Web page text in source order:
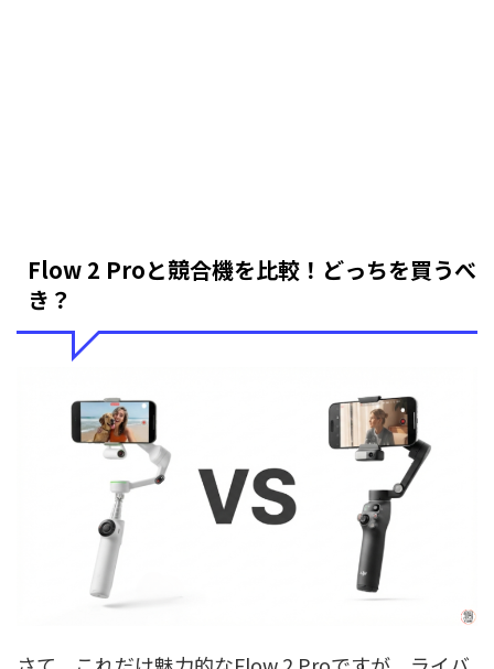
Flow 2 Proと競合機を比較！どっちを買うべ
き？